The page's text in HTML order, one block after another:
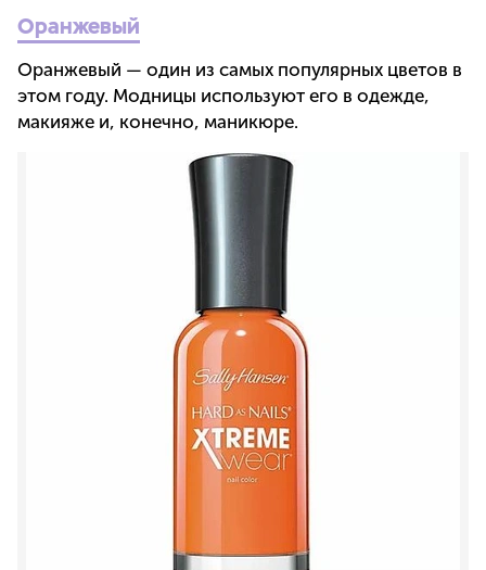
Оранжевый
Оранжевый — один из самых популярных цветов в
этом году. Модницы используют его в одежде,
макияже и, конечно, маникюре.